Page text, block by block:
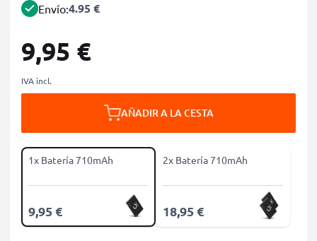
Envío:4.95 €
9,95 €
IVA incl.
AÑADIR A LA CESTA
1x Batería 710mAh
9,95 €
2x Batería 710mAh
18,95 €